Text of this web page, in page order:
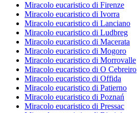
Miracolo eucaristico di Firenze
Miracolo eucaristico di Ivorra
Miracolo eucaristico di Lanciano
Miracolo eucaristico di Ludbreg
Miracolo eucaristico di Macerata
Miracolo eucaristico di Mogoro
Miracolo eucaristico di Morrovalle
Miracolo eucaristico di O Cebreiro
Miracolo eucaristico di Offida
Miracolo eucaristico di Patierno
Miracolo eucaristico di Poznań
Miracolo eucaristico di Pressac